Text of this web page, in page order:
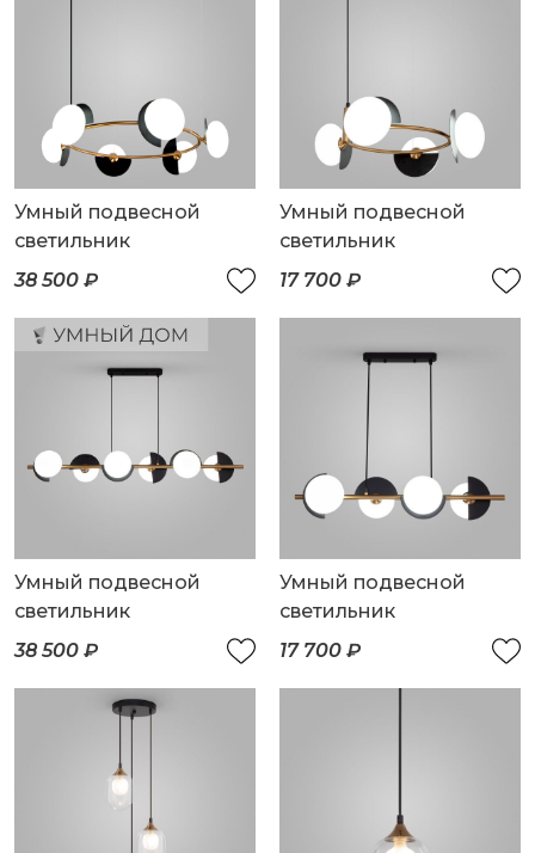
Умный подвесной
светильник
38 500 ₽
Умный подвесной
светильник
17 700 ₽
Умный подвесной
светильник
38 500 ₽
Умный подвесной
светильник
17 700 ₽